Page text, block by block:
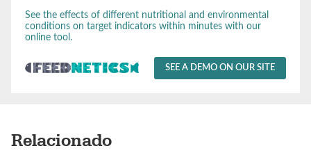
See the effects of different nutritional and environmental
conditions on target indicators within minutes with our
online tool.
SEE A DEMO ON OUR SITE
Relacionado